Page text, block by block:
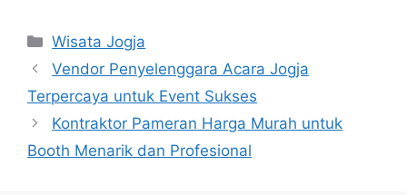
Kategori
Wisata Jogja
Vendor Penyelenggara Acara Jogja
Terpercaya untuk Event Sukses
Kontraktor Pameran Harga Murah untuk
Booth Menarik dan Profesional